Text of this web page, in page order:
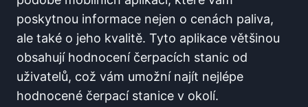
poskytnou informace nejen ‌o‌ cenách paliva,
ale také o jeho⁢ kvalitě. Tyto aplikace většinou
obsahují hodnocení⁢ čerpacích ⁤stanic od
uživatelů, což vám umožní najít nejlépe
hodnocené čerpací stanice v okolí.